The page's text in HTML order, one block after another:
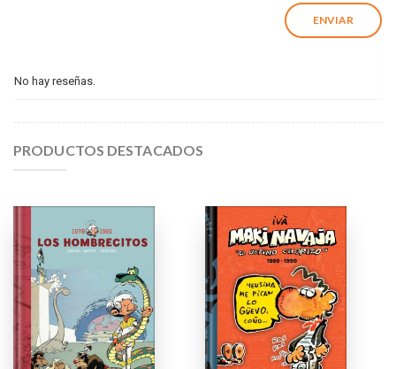
No hay reseñas.
PRODUCTOS DESTACADOS